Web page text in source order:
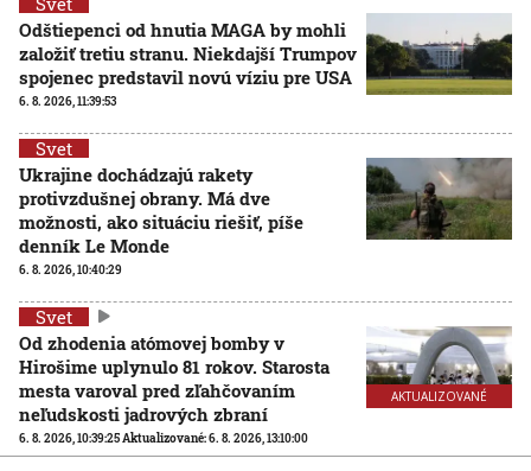
Odštiepenci od hnutia MAGA by mohli
založiť tretiu stranu. Niekdajší Trumpov
spojenec predstavil novú víziu pre USA
6. 8. 2026, 11:39:53
Svet
Ukrajine dochádzajú rakety
protivzdušnej obrany. Má dve
možnosti, ako situáciu riešiť, píše
denník Le Monde
6. 8. 2026, 10:40:29
AKTUALIZOVANÉ
Svet
Od zhodenia atómovej bomby v
Hirošime uplynulo 81 rokov. Starosta
mesta varoval pred zľahčovaním
neľudskosti jadrových zbraní
6. 8. 2026, 10:39:25Aktualizované:6. 8. 2026, 13:10:00